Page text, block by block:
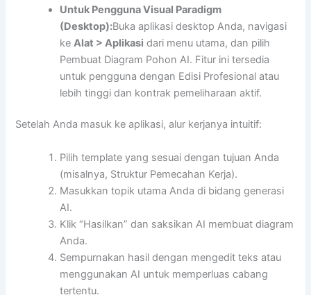
Untuk Pengguna Visual Paradigm
(Desktop):Buka aplikasi desktop Anda, navigasi
ke Alat > Aplikasi dari menu utama, dan pilih
Pembuat Diagram Pohon AI. Fitur ini tersedia
untuk pengguna dengan Edisi Profesional atau
lebih tinggi dan kontrak pemeliharaan aktif.
Setelah Anda masuk ke aplikasi, alur kerjanya intuitif:
Pilih template yang sesuai dengan tujuan Anda
(misalnya, Struktur Pemecahan Kerja).
Masukkan topik utama Anda di bidang generasi
AI.
Klik “Hasilkan” dan saksikan AI membuat diagram
Anda.
Sempurnakan hasil dengan mengedit teks atau
menggunakan AI untuk memperluas cabang
tertentu.